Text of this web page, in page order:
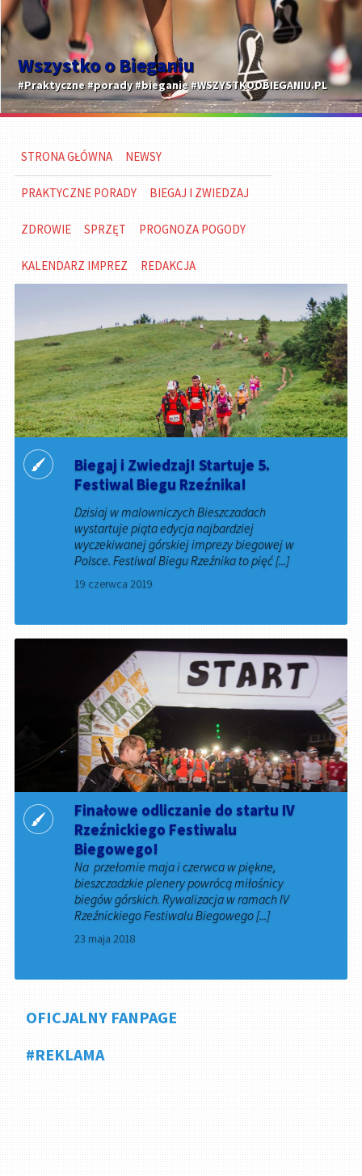
Wszystko o Bieganiu
#Praktyczne #porady #bieganie #WSZYSTKOOBIEGANIU.PL
STRONA GŁÓWNA NEWSY
PRAKTYCZNE PORADY BIEGAJ I ZWIEDZAJ
ZDROWIE SPRZĘT PROGNOZA POGODY
KALENDARZ IMPREZ REDAKCJA
Biegaj i Zwiedzaj! Startuje 5.
Festiwal Biegu Rzeźnika!
Dzisiaj w malowniczych Bieszczadach
wystartuje piąta edycja najbardziej
wyczekiwanej górskiej imprezy biegowej w
Polsce. Festiwal Biegu Rzeźnika to pięć [...]
19 czerwca 2019
Finałowe odliczanie do startu IV
Rzeźnickiego Festiwalu
Biegowego!
Na przełomie maja i czerwca w piękne,
bieszczadzkie plenery powrócą miłośnicy
biegów górskich. Rywalizacja w ramach IV
Rzeźnickiego Festiwalu Biegowego [...]
23 maja 2018
OFICJALNY FANPAGE
#REKLAMA